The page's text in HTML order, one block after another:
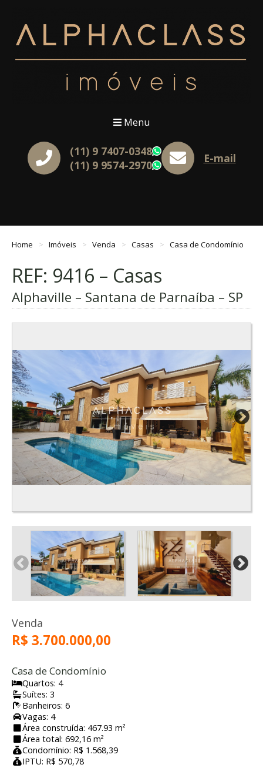
Menu
(11) 9 7407-0348
WhatsApp
(11) 9 9574-2970
WhatsApp
E-mail
Home Imóveis Venda Casas Casa de Condomínio
REF: 9416 – Casas
Alphaville – Santana de Parnaíba – SP
Venda
R$ 3.700.000,00
Casa de Condomínio
Quartos: 4
Suítes: 3
Banheiros: 6
Vagas: 4
Área construída: 467.93 m²
Área total: 692,16 m²
Condomínio: R$ 1.568,39
IPTU: R$ 570,78